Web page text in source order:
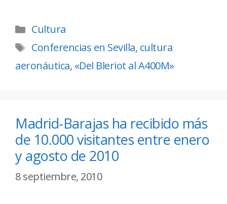
Cultura
Conferencias en Sevilla, cultura
aeronáutica, «Del Bleriot al A400M»
Madrid-Barajas ha recibido más
de 10.000 visitantes entre enero
y agosto de 2010
8 septiembre, 2010